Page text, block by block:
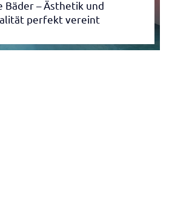
Bäder – Ästhetik und
perfekt vereint